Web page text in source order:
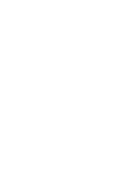
consiste à toujours se
de
envie de vous connaître. En
votre partenaire finira
lui qu’il n’est pas la seule
Vous y parviendrez avec